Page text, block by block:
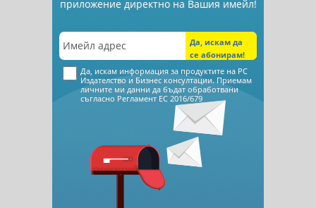
приложение директно на Вашия имейл!
Да, искам информация за продуктите на РС
Издателство и Бизнес консултации. Приемам
личните ми данни да бъдат обработвани
съгласно Регламент ЕС 2016/679